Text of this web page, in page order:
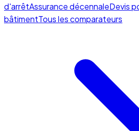
d'arrêtAssurance décennaleDevis
bâtimentTous les comparateurs